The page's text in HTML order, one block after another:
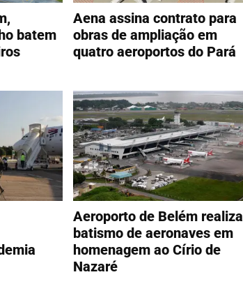
batem
Aena assina contrato para
obras de ampliação em
quatro aeroportos do Pará
Aeroporto de Belém realiza
batismo de aeronaves em
homenagem ao Círio de
Nazaré